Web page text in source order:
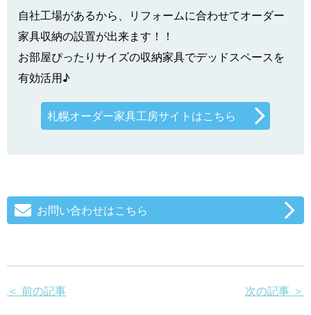
自社工場があるから、リフォームに合わせてオーダー
家具収納の設置が出来ます！！
お部屋ぴったりサイズの収納家具でデッドスペースを
有効活用♪
札幌オーダー家具工房サイトはこちら
お問い合わせはこちら
＜ 前の記事 次の記事 ＞